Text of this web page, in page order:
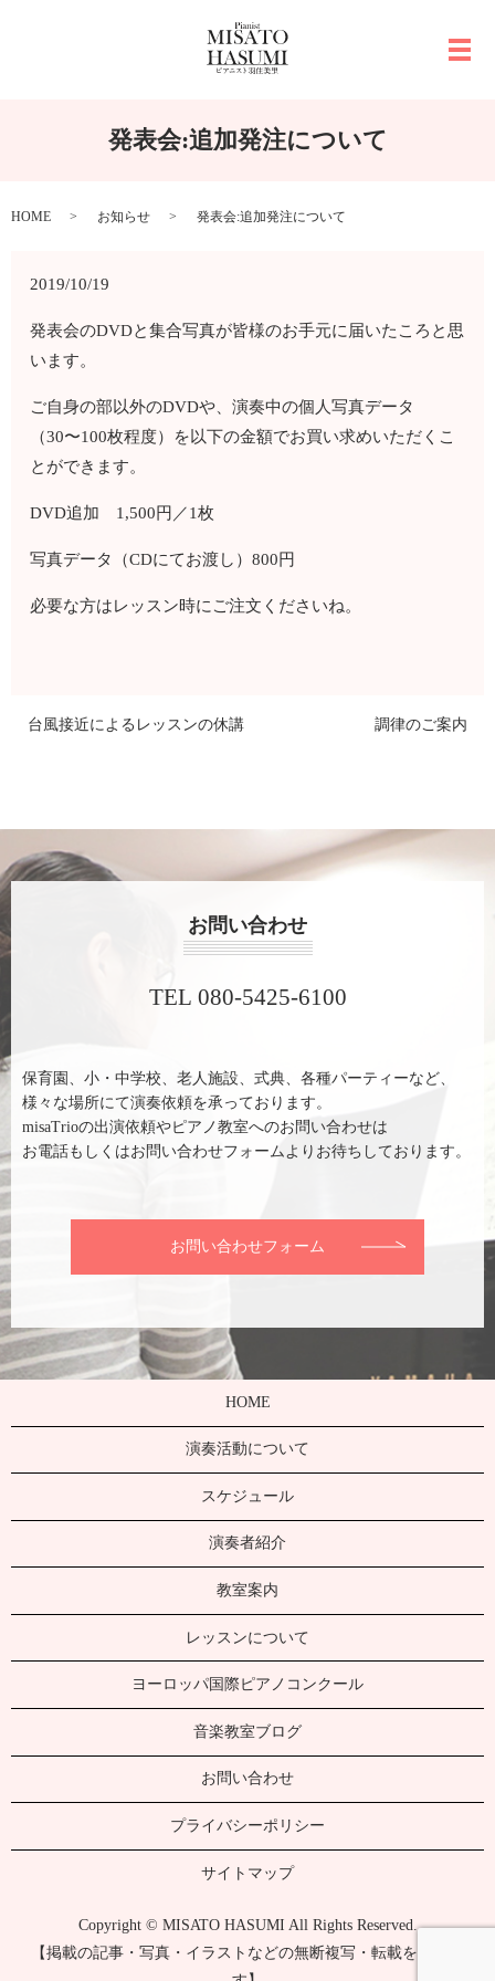
メ
発表会:追加発注について
HOME お知らせ 発表会:追加発注について
2019/10/19
発表会のDVDと集合写真が皆様のお手元に届いたころと思
います。
ご自身の部以外のDVDや、演奏中の個人写真データ
（30〜100枚程度）を以下の金額でお買い求めいただくこ
とができます。
DVD追加 1,500円／1枚
写真データ（CDにてお渡し）800円
必要な方はレッスン時にご注文くださいね。
台風接近によるレッスンの休講 調律のご案内
お問い合わせ
TEL 080-5425-6100
保育園、小・中学校、老人施設、式典、各種パーティーなど、
様々な場所にて演奏依頼を承っております。
misaTrioの出演依頼やピアノ教室へのお問い合わせは
お電話もしくはお問い合わせフォームよりお待ちしております。
お問い合わせフォーム
HOME
演奏活動について
スケジュール
演奏者紹介
教室案内
レッスンについて
ヨーロッパ国際ピアノコンクール
音楽教室ブログ
お問い合わせ
プライバシーポリシー
サイトマップ
Copyright © MISATO HASUMI All Rights Reserved.
【掲載の記事・写真・イラストなどの無断複写・転載を禁じま